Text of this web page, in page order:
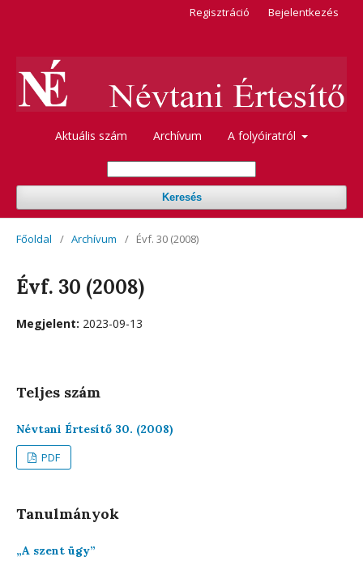
Aktuális szám Archívum A folyóiratról
Keresés
Regisztráció Bejelentkezés
Főoldal / Archívum / Évf. 30 (2008)
Évf. 30 (2008)
Megjelent: 2023-09-13
Teljes szám
Névtani Értesítő 30. (2008)
PDF
Tanulmányok
„A szent ügy”